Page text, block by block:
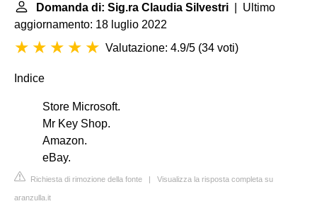
Domanda di: Sig.ra Claudia Silvestri | Ultimo
aggiornamento: 18 luglio 2022
Valutazione: 4.9/5 (34 voti)
Indice
Store Microsoft.
Mr Key Shop.
Amazon.
eBay.
Richiesta di rimozione della fonte | Visualizza la risposta completa su
aranzulla.it